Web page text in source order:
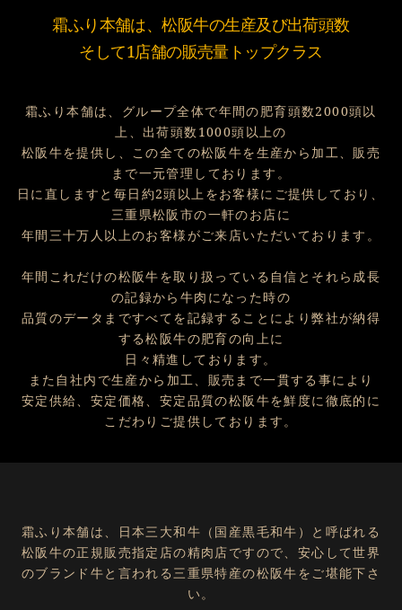
霜ふり本舗は、松阪牛の生産及び出荷頭数
そして1店舗の販売量トップクラス
霜ふり本舗は、グループ全体で年間の肥育頭数2000頭以
上、出荷頭数1000頭以上の
松阪牛を提供し、この全ての松阪牛を生産から加工、販売
まで一元管理しております。
日に直しますと毎日約2頭以上をお客様にご提供しており、
三重県松阪市の一軒のお店に
年間三十万人以上のお客様がご来店いただいております。
年間これだけの松阪牛を取り扱っている自信とそれら成長
の記録から牛肉になった時の
品質のデータまですべてを記録することにより弊社が納得
する松阪牛の肥育の向上に
日々精進しております。
また自社内で生産から加工、販売まで一貫する事により
安定供給、安定価格、安定品質の松阪牛を鮮度に徹底的に
こだわりご提供しております。
霜ふり本舗は、日本三大和牛（国産黒毛和牛）と呼ばれる
松阪牛の正規販売指定店の精肉店ですので、 安心して世界
のブランド牛と言われる三重県特産の松阪牛をご堪能下さ
い。